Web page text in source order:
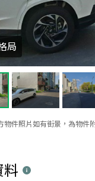
物件照片如有街景，為物件
局